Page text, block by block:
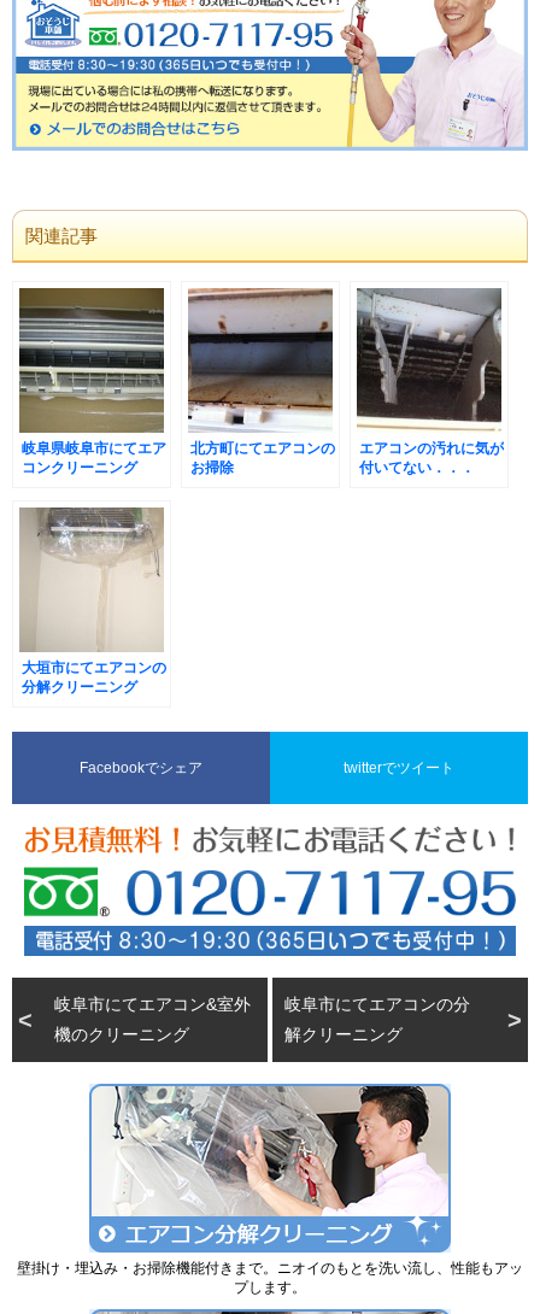
関連記事
岐阜県岐阜市にてエア
コンクリーニング
北方町にてエアコンの
お掃除
エアコンの汚れに気が
付いてない．．．
大垣市にてエアコンの
分解クリーニング
Facebookでシェア twitterでツイート
岐阜市にてエアコン&室外
機のクリーニング
岐阜市にてエアコンの分
解クリーニング
壁掛け・埋込み・お掃除機能付きまで。ニオイのもとを洗い流し、性能もアッ
プします。